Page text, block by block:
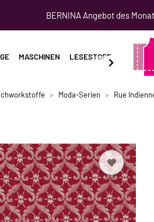
BERNINA Angebot des
MASCHINEN LESESTOFF
Moda-Serien Rue